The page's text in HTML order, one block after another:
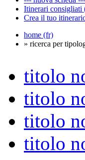
Itinerari consigliati
Crea il tuo
home (fr)
» ricerca per
titolo
titolo
titolo
titolo